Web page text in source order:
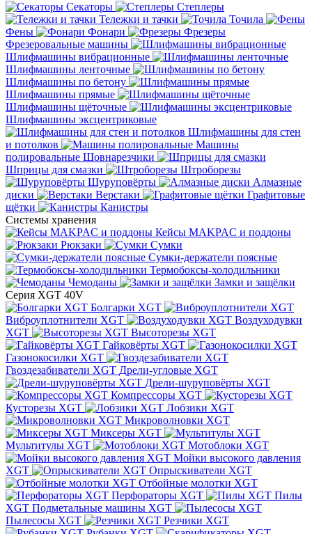
Секаторы
Степлеры
Тележки и тачки
Точила
Фены
Фонари
Фрезеры
Фрезеровальные машины
Шлифмашины вибрационные
Шлифмашины ленточные
Шлифмашины по бетону
Шлифмашины прямые
Шлифмашины щёточные
Шлифмашины эксцентриковые
Шлифмашины для стен
и потолков
Машины
полировальные Шовнарезчики
Шприцы для смазки
Штроборезы
Шуруповёрты
Алмазные
диски
Верстаки
Графитовые
щётки
Канистры
Системы хранения
Кейсы MAKPAC и поддоны
Рюкзаки
Сумки
Сумки-держатели поясные
Термобоксы-холодильники
Чемоданы
Замки и защёлки
Серия XGT 40V
Болгарки XGT
Виброуплотнители XGT
Воздуходувки
XGT
Высоторезы XGT
Гайковёрты XGT
Газонокосилки XGT
Гвоздезабиватели XGT Дрели-угловые XGT
Дрели-шуруповёрты XGT
Компрессоры XGT
Кусторезы XGT
Лобзики XGT
Микроволновки XGT
Миксеры XGT
Мультитулы XGT
Мотоблоки XGT
Мойки высокого давления
XGT
Опрыскиватели XGT
Отбойные молотки XGT
Перфораторы XGT
Пилы
XGT Подметальные машины XGT
Пылесосы XGT
Резчики XGT